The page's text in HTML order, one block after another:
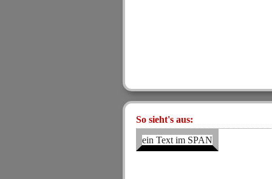
So sieht's aus:
ein Text im SPAN